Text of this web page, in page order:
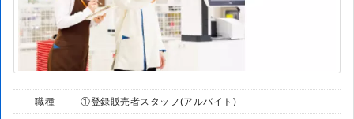
職種 ①登録販売者スタッフ(アルバイト)